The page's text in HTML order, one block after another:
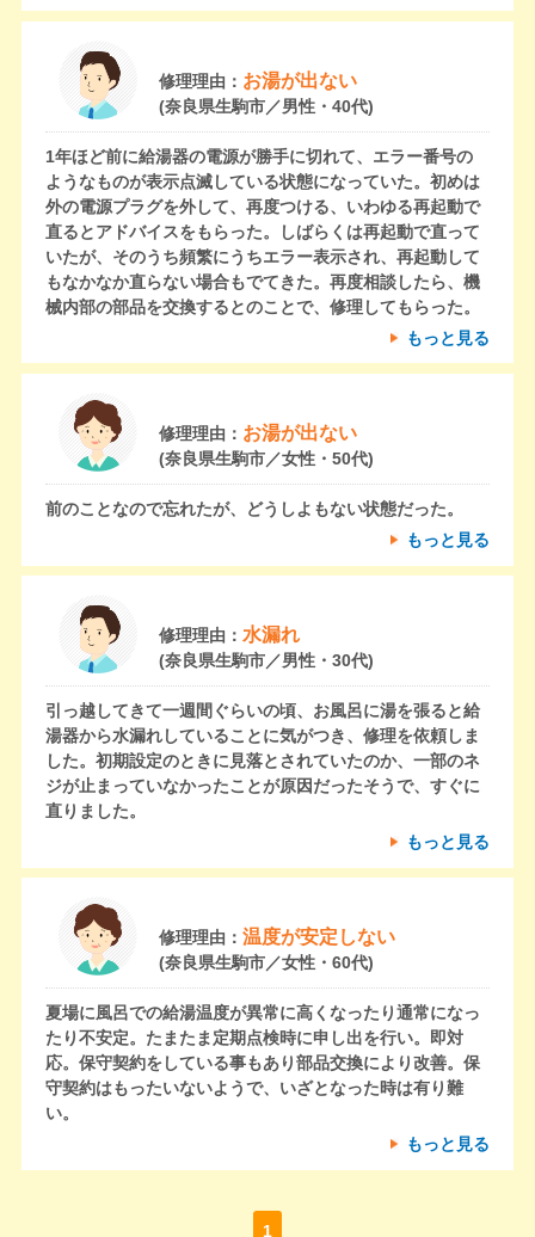
修理理由： お湯が出ない
(奈良県生駒市／男性・40代)
1年ほど前に給湯器の電源が勝手に切れて、エラー番号の
ようなものが表示点滅している状態になっていた。初めは
外の電源プラグを外して、再度つける、いわゆる再起動で
直るとアドバイスをもらった。しばらくは再起動で直って
いたが、そのうち頻繁にうちエラー表示され、再起動して
もなかなか直らない場合もでてきた。再度相談したら、機
械内部の部品を交換するとのことで、修理してもらった。
もっと見る
修理理由： お湯が出ない
(奈良県生駒市／女性・50代)
前のことなので忘れたが、どうしよもない状態だった。
もっと見る
修理理由： 水漏れ
(奈良県生駒市／男性・30代)
引っ越してきて一週間ぐらいの頃、お風呂に湯を張ると給
湯器から水漏れしていることに気がつき、修理を依頼しま
した。初期設定のときに見落とされていたのか、一部のネ
ジが止まっていなかったことが原因だったそうで、すぐに
直りました。
もっと見る
修理理由： 温度が安定しない
(奈良県生駒市／女性・60代)
夏場に風呂での給湯温度が異常に高くなったり通常になっ
たり不安定。たまたま定期点検時に申し出を行い。即対
応。保守契約をしている事もあり部品交換により改善。保
守契約はもったいないようで、いざとなった時は有り難
い。
もっと見る
1